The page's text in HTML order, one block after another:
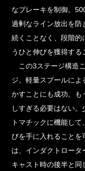
なブレーキを制御。
過剰なライン放出を
続くことなく、段階的
うひと伸びを獲得する
この3ステージ構造
ジ。軽量スプールに
かすことにも成功。も
しすぎる必要はない
トマチックに機能し
びを手に入れることを
は、インダクトロー
キャスト時の後半と同